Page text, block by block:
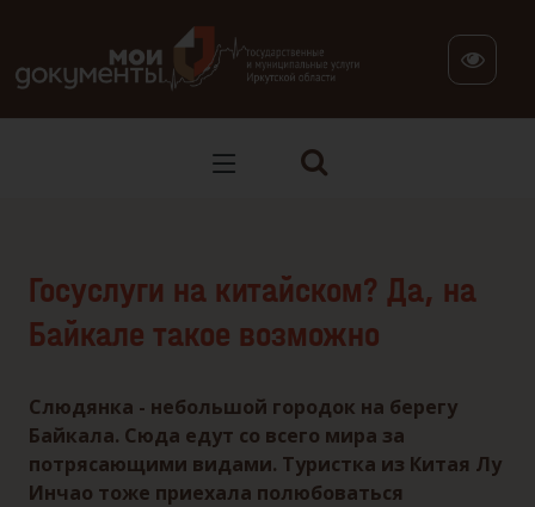
Госуслуги на китайском? Да, на
Байкале такое возможно
Слюдянка - небольшой городок на берегу
Байкала. Сюда едут со всего мира за
потрясающими видами. Туристка из Китая Лу
Инчао тоже приехала полюбоваться